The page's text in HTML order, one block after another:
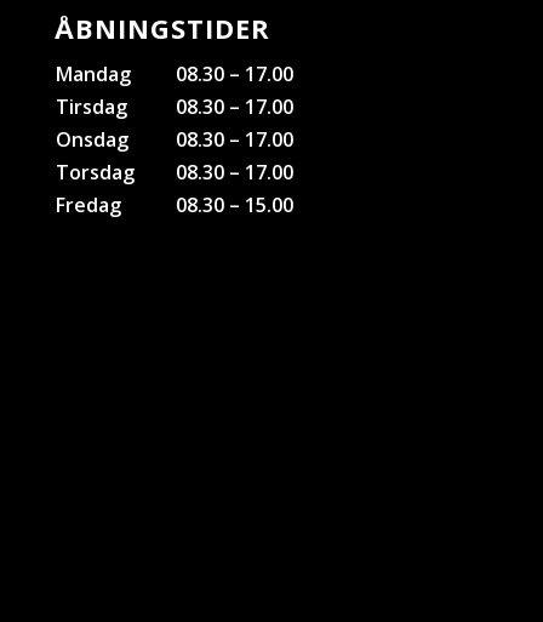
ÅBNINGSTIDER
Mandag
08.30 – 17.00
Tirsdag
08.30 – 17.00
Onsdag
08.30 – 17.00
Torsdag
08.30 – 17.00
Fredag
08.30 – 15.00